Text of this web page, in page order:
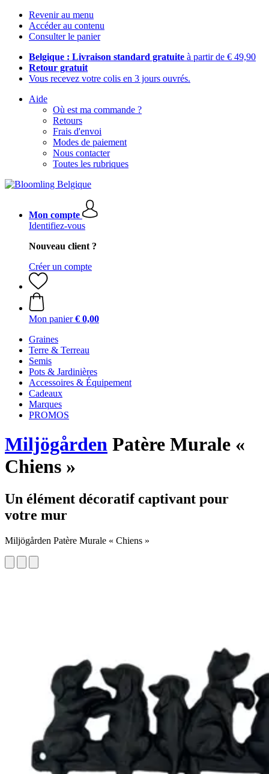
Revenir au menu
Accéder au contenu
Consulter le panier
Belgique : Livraison standard gratuite à partir de € 49,90
Retour gratuit
Vous recevez votre colis en 3 jours ouvrés.
Aide
Où est ma commande ?
Retours
Frais d'envoi
Modes de paiement
Nous contacter
Toutes les rubriques
Mon compte
Identifiez-vous
Nouveau client ?
Créer un compte
Mon panier € 0,00
Graines
Terre & Terreau
Semis
Pots & Jardinières
Accessoires & Équipement
Cadeaux
Marques
PROMOS
Miljögården Patère Murale «
Chiens »
Un élément décoratif captivant pour
votre mur
Miljögården Patère Murale « Chiens »